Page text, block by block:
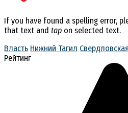
If you have found a spelling error,
that text and tap on selected text.
Власть Нижний Тагил
Рейтинг